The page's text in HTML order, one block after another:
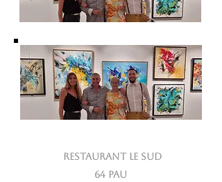
RESTAURANT Le SUD
64 PAU